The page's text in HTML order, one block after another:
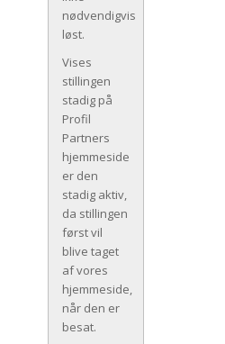
nødvendigvis
løst.
Vises
stillingen
stadig på
Profil
Partners
hjemmeside
er den
stadig aktiv,
da stillingen
først vil
blive taget
af vores
hjemmeside,
når den er
besat.